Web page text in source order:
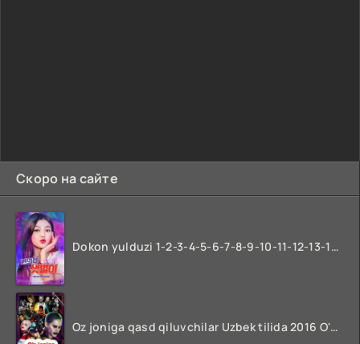
Скоро на сайте
Dokon yulduzi 1-2-3-4-5-6-7-8-9-10-11-12-13-14-15-16-17 Qism Uzbek tilida koreya seryali barcha qismlari o'zbek tilida
Oz joniga qasd qiluvchilar Uzbek tilida 2016 O'zbekcha tarjima kino 720p HD skachat